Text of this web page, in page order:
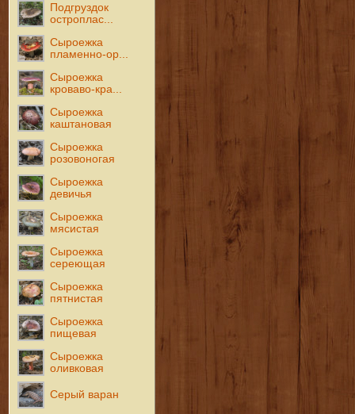
Подгруздок
остроплас...
Сыроежка
пламенно-ор...
Сыроежка
кроваво-кра...
Сыроежка
каштановая
Сыроежка
розовоногая
Сыроежка
девичья
Сыроежка
мясистая
Сыроежка
сереющая
Сыроежка
пятнистая
Сыроежка
пищевая
Сыроежка
оливковая
Серый варан